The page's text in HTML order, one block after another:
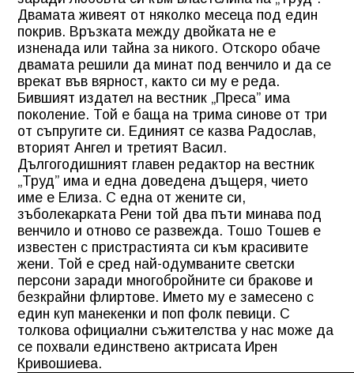
Двамата живеят от няколко месеца под един
покрив. Връзката между двойката не е
изненада или тайна за никого. Отскоро обаче
двамата решили да минат под венчило и да се
врекат във вярност, както си му е реда.
Бившият издател на вестник „Преса” има
поколение. Той е баща на трима синове от три
от съпругите си. Единият се казва Радослав,
вторият Ангел и третият Васил.
Дългогодишният главен редактор на вестник
„Труд” има и една доведена дъщеря, чието
име е Елиза. С една от жените си,
зъболекарката Рени той два пъти минава под
венчило и отново се развежда. Тошо Тошев е
известен с пристрастията си към красивите
жени. Той е сред най-одумваните светски
персони заради многобройните си бракове и
безкрайни флиртове. Името му е замесено с
един куп манекенки и поп фолк певици. С
толкова официални съжителства у нас може да
се похвали единствено актрисата Ирен
Кривошиева.